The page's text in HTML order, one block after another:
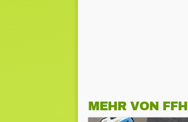
MEHR VON FFH